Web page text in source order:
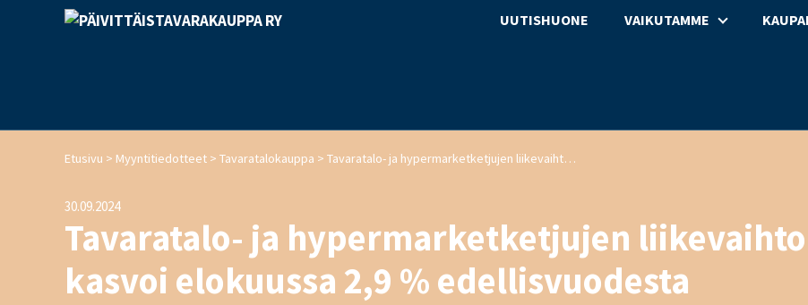
UUTISHUONE VAIKUTAMME
Etusivu > Myyntitiedotteet > Tavaratalokauppa > Tavaratalo- ja hypermarketketjujen liikevaihto kasvoi elokuussa 2,9 % edellisvuodesta
30.09.2024
Tavaratalo- ja hypermarketketjujen liikevaihto
kasvoi elokuussa 2,9 % edellisvuodesta